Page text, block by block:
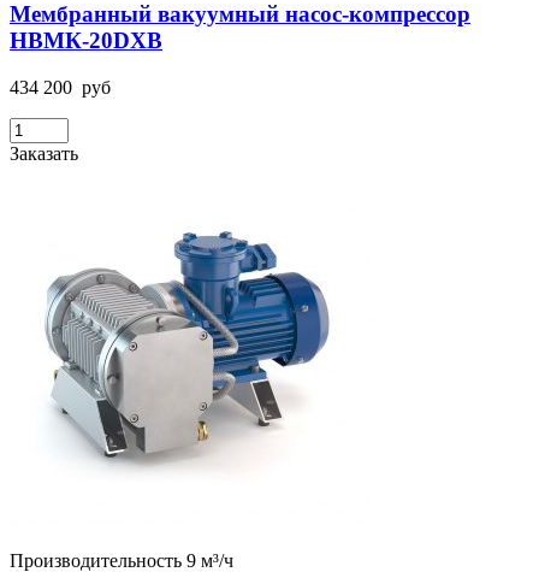
Мембранный вакуумный насос-компрессор
НВМК-20DХВ
434 200 руб
Заказать
Производительность 9 м³/ч